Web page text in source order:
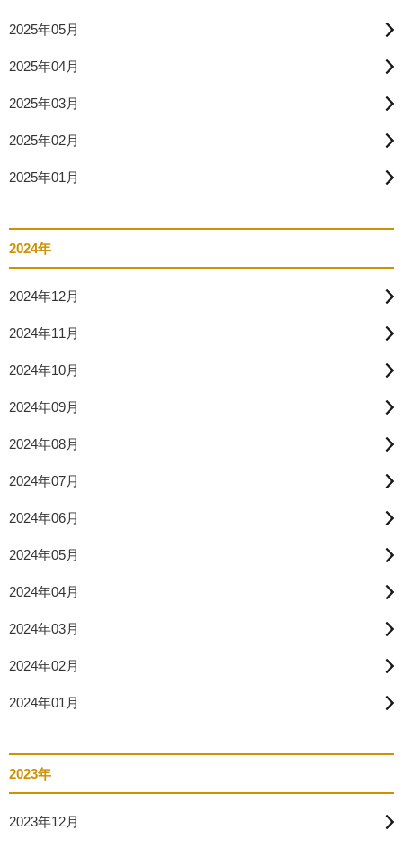
2025年05月
2025年04月
2025年03月
2025年02月
2025年01月
2024年
2024年12月
2024年11月
2024年10月
2024年09月
2024年08月
2024年07月
2024年06月
2024年05月
2024年04月
2024年03月
2024年02月
2024年01月
2023年
2023年12月